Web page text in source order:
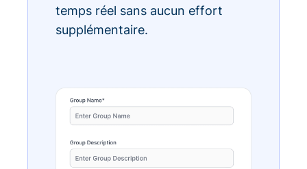
temps réel sans aucun effort
supplémentaire.